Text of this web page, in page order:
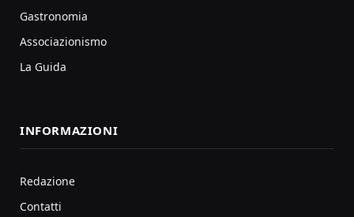
Gastronomia
Associazionismo
La Guida
INFORMAZIONI
Redazione
Contatti